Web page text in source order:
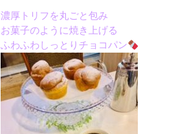
濃厚トリフを丸ごと包み
お菓子のように焼き上げる
ふわふわしっとりチョコパン